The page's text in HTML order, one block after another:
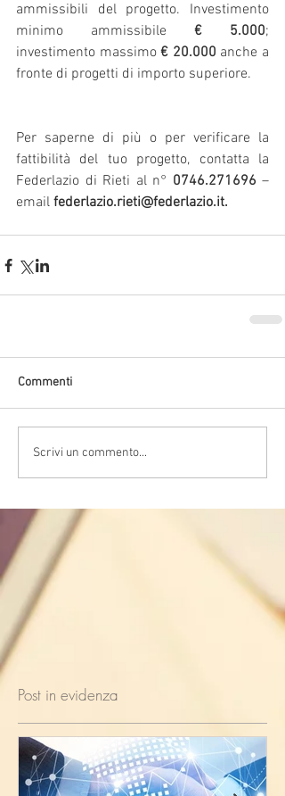
ammissibili del progetto. Investimento
minimo ammissibile € 5.000;
investimento massimo € 20.000 anche a
fronte di progetti di importo superiore.
Per saperne di più o per verificare la
fattibilità del tuo progetto, contatta la
Federlazio di Rieti al n° 0746.271696 –
email federlazio.rieti@federlazio.it.
Commenti
Scrivi un commento...
Post in evidenza